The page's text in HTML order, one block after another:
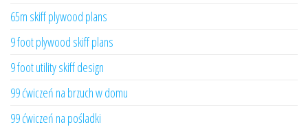
65m skiff plywood plans
9 foot plywood skiff plans
9 foot utility skiff design
99 ćwiczeń na brzuch w domu
99 ćwiczeń na pośladki